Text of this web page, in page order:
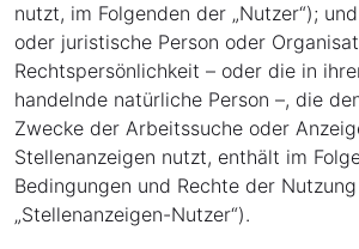
nutzt, im Folgenden der „Nutzer“);
oder juristische Person oder
Rechtspersönlichkeit – oder die in
handelnde natürliche Person –, die
Zwecke der Arbeitssuche oder
Stellenanzeigen nutzt, enthält im
Bedingungen und Rechte der
„Stellenanzeigen-Nutzer“).